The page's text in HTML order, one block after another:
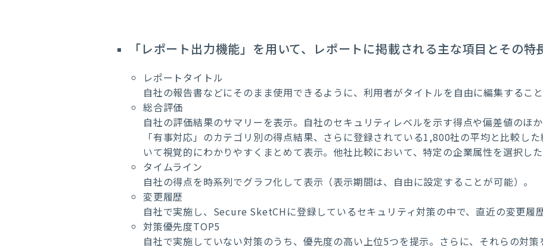
「レポート出力機能」を用いて、レポートに掲載される主な項目とその特
レポートタイトル
自社の報告書などにそのまま使用できるように、利用者がタイトルを自由に編集すること
総合評価
自社の評価結果のサマリーを表示。自社のセキュリティレベルを示す得点や偏差値のほ
「有事対応」のカテゴリ別の得点結果、さらに登録されている1,800社の平均と比較し
いて視覚的にわかりやすくまとめて表示。他社比較において、特定の企業属性を選択し
タイムライン
自社の得点を時系列でグラフ化して表示（表示期間は、自由に設定することが可能）。
変更履歴
自社で実施し、Secure SketCHに登録しているセキュリティ対策の中で、直近の変更履
対策優先度TOP5
自社で実施していない対策のうち、優先度の高い上位5つを提示。さらに、それらの対